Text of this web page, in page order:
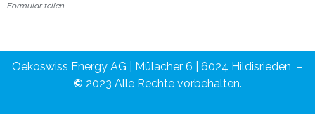
Formular teilen
Oekoswiss Energy AG | Mülacher 6 | 6024 Hildisrieden –
© 2023 Alle Rechte vorbehalten.